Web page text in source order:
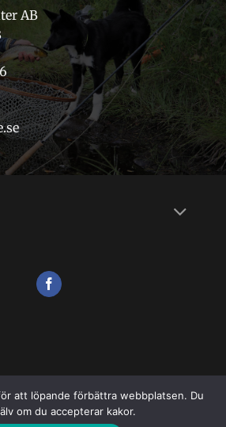
AB
att löpande förbättra webbplatsen. Du
om du accepterar kakor.